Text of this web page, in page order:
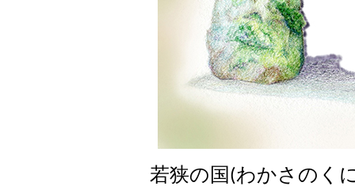
若狭の国 (わかさのく